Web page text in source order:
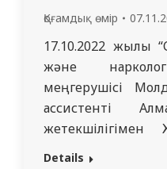
Қоғамдық өмір
17.10.2022 жылы
және
меңгерушісі
ассистенті
студенттері
Details